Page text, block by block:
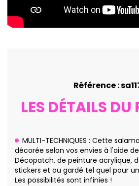
Référence :
LES DÉTAILS
MULTI-TECHNIQUES : Cette
décorée selon vos envies à l'aide
Décopatch, de peinture acrylique,
stickers et ou gardé tel quel pour
Les possibilités sont infinies !